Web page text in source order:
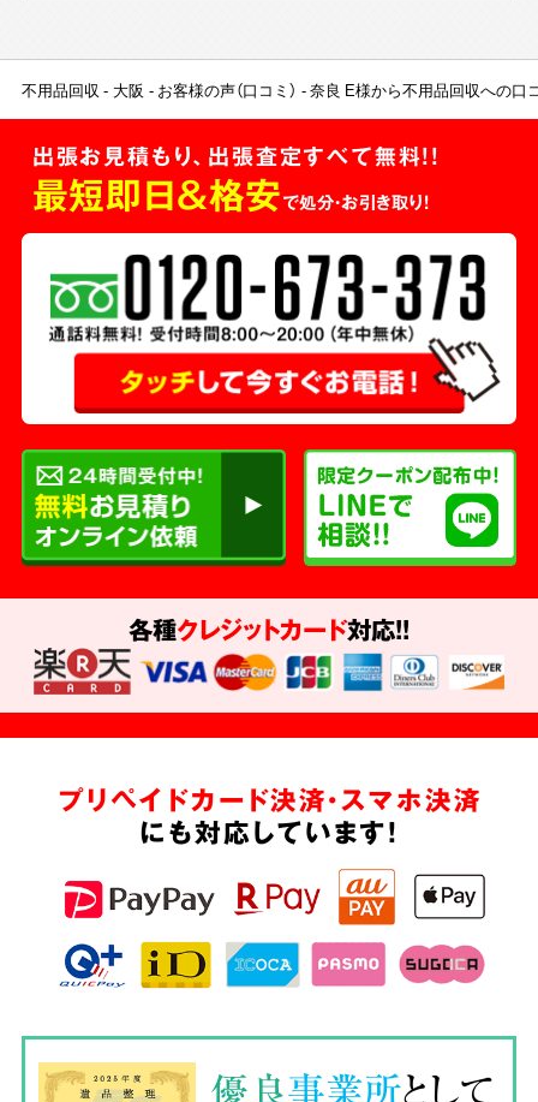
不用品回収 大阪 お客様の声（口コミ） 奈良 E様から不用品回収への口
出張お見積もり、出張査定すべて無料!!
最短即日＆格安で処分・お引き取り！
各種クレジットカード対応!!
プリペイドカード決済・スマホ決済
にも対応しています!
優良事業所として